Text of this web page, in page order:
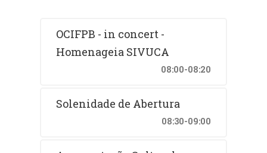
OCIFPB - in concert -
Homenageia SIVUCA
08:00-08:20
Solenidade de Abertura
08:30-09:00